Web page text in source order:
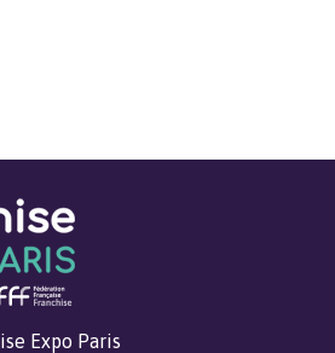
Expo Paris